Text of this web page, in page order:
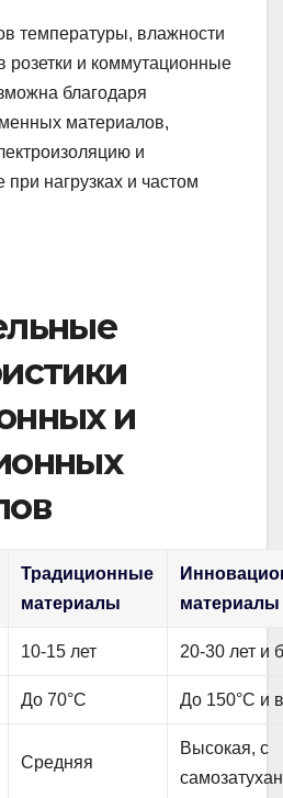
температуры, влажности
розетки и коммутационные
благодаря
материалов,
и
при нагрузках и частом
и
Традиционные
материалы
материалы
10-15 лет 20-30 лет и
До 70°C До 150°C и
Средняя
Высокая, с